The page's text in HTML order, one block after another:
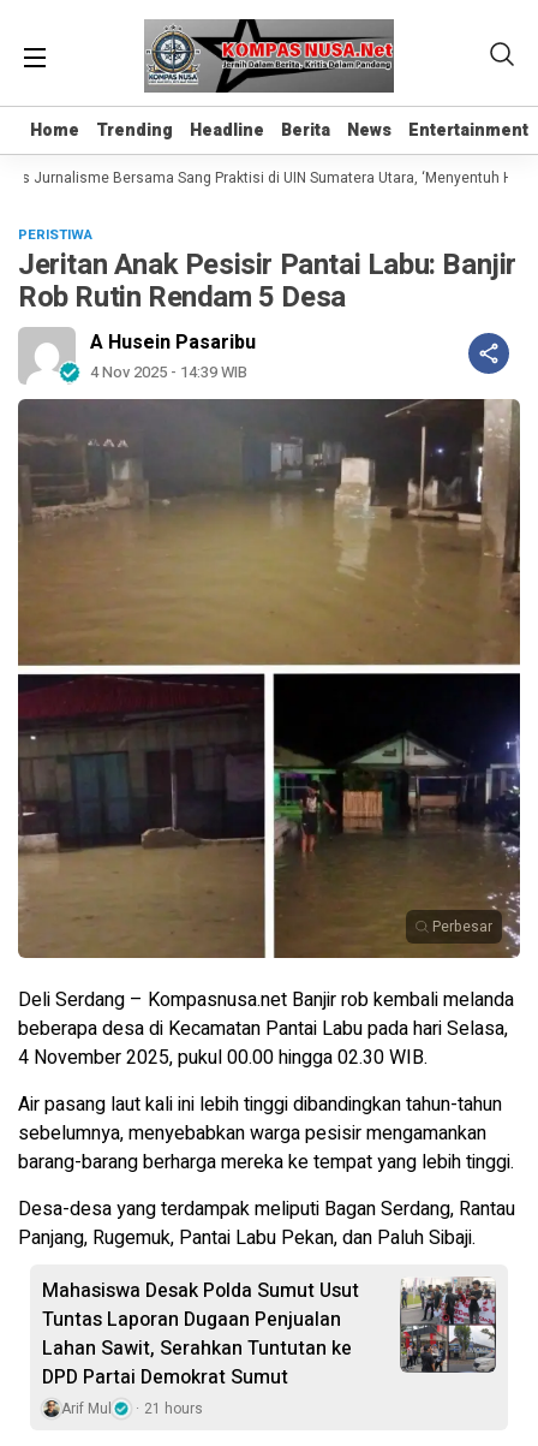
Home Trending Headline Berita News Entertainment
Home Trending Headline Berita News Entertainment
Jurnalisme Bersama Sang Praktisi di UIN Sumatera Utara, ‘Menyentuh Hati
PERISTIWA
Jeritan Anak Pesisir Pantai Labu: Banjir
Rob Rutin Rendam 5 Desa
A Husein Pasaribu
4 Nov 2025 - 14:39 WIB
Perbesar
Deli Serdang – Kompasnusa.net Banjir rob kembali melanda
beberapa desa di Kecamatan Pantai Labu pada hari Selasa,
4 November 2025, pukul 00.00 hingga 02.30 WIB.
Air pasang laut kali ini lebih tinggi dibandingkan tahun-tahun
sebelumnya, menyebabkan warga pesisir mengamankan
barang-barang berharga mereka ke tempat yang lebih tinggi.
Desa-desa yang terdampak meliputi Bagan Serdang, Rantau
Panjang, Rugemuk, Pantai Labu Pekan, dan Paluh Sibaji.
Mahasiswa Desak Polda Sumut Usut
Tuntas Laporan Dugaan Penjualan
Lahan Sawit, Serahkan Tuntutan ke
DPD Partai Demokrat Sumut
Arif Mul 21 hours